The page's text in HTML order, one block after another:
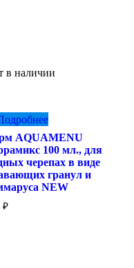
в наличии
AQUAMENU
100 мл., для
черепах в виде
гранул и
NEW
₽